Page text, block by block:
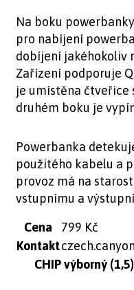
Na boku
pro nabíjení
dobíjení jakéhokoliv
Zařízení podporuje
je umístěna
druhém boku je
Powerbanka
použitého kabelu a
provoz má na
vstupnímu a
Cena
799 Kč
Kontakt
CHIP výborný (1,5)